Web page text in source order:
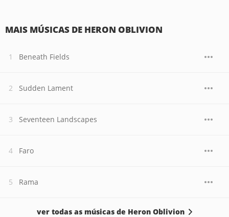
MAIS MÚSICAS DE HERON OBLIVION
Beneath Fields
Sudden Lament
Seventeen Landscapes
Faro
Rama
ver todas as músicas de Heron Oblivion